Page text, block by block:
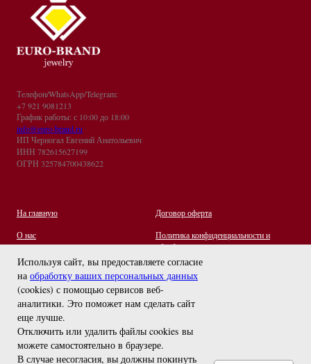
задайте вопрос
Используя сайт, вы предоставляете согласие
на обработку ваших персональных данных
(cookies) с помощью сервисов веб-
аналитики. Это поможет нам сделать сайт
еще лучше.
Отключить или удалить файлы cookies вы
можете самостоятельно в браузере.
В случае несогласия, вы должны покинуть
Телефон/WhatsApp/Telegram:
+7 921 9081213
График работы: с 10:00 до 18:00
info@euro-brand.ru
ИП Черногал Евгений Анатольевич
ИНН 782615627199
ОГРН 325784700438622
На главную
О нас
Контакты
Отзывы
Договор оферта
Политика конфиденциальности и
обработки персональных данных
Оплата и Доставка